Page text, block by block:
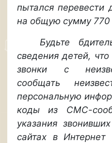
пытался перевести
на общую сумму 770
Будьте
сведения детей,
звонки с
сообщать
персональную
коды из СМС-
указания
сайтах в